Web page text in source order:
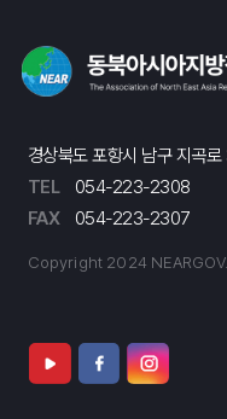
경상북도 포항시 남구 지곡
TEL
054-223-2308
FAX
054-223-2307
Copyright 2024